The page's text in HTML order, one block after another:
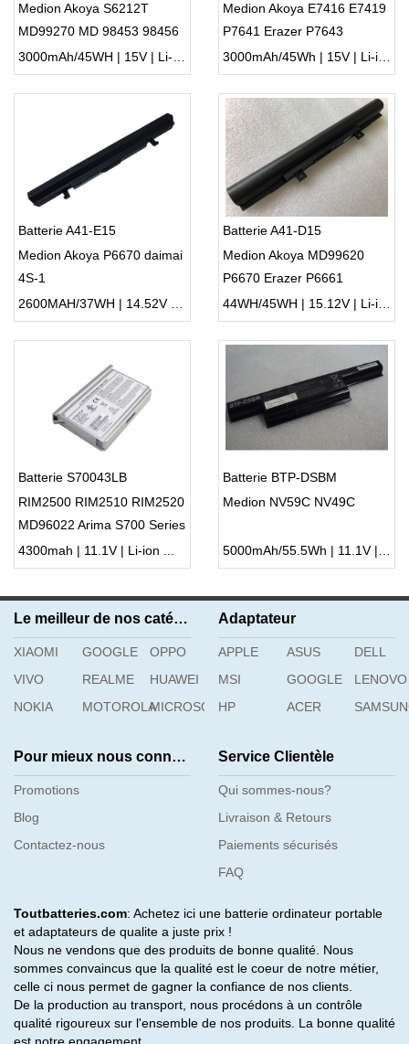
Medion Akoya S6212T
MD99270 MD 98453 98456
3000mAh/45WH | 15V | Li-ion ...
Medion Akoya E7416 E7419
P7641 Erazer P7643
3000mAh/45Wh | 15V | Li-ion ...
Batterie A41-E15
Medion Akoya P6670 daimai
4S-1
2600MAH/37WH | 14.52V | Li-ion ...
Batterie A41-D15
Medion Akoya MD99620
P6670 Erazer P6661
44WH/45WH | 15.12V | Li-ion ...
Batterie S70043LB
RIM2500 RIM2510 RIM2520
MD96022 Arima S700 Series
4300mah | 11.1V | Li-ion ...
Batterie BTP-DSBM
Medion NV59C NV49C
5000mAh/55.5Wh | 11.1V | Li-ion ...
Le meilleur de nos catégories
XIAOMI GOOGLE
OPPO
VIVO
REALME
HUAWEI
NOKIA
MOTOROLAMICROSOFT
Adaptateur
APPLE ASUS
DELL
MSI
GOOGLE
LENOVO
HP
ACER
Pour mieux nous connaître
Promotions
Blog
Contactez-nous
Service Clientèle
Qui sommes-nous?
Livraison & Retours
Paiements sécurisés
FAQ
Toutbatteries.com: Achetez ici une batterie ordinateur portable
et adaptateurs de qualite a juste prix !
Nous ne vendons que des produits de bonne qualité. Nous
sommes convaincus que la qualité est le coeur de notre métier,
celle ci nous permet de gagner la confiance de nos clients.
De la production au transport, nous procédons à un contrôle
qualité rigoureux sur l'ensemble de nos produits. La bonne qualité